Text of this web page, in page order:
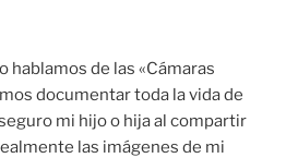
hablamos de las «Cámaras
documentar toda la vida de
mi hijo o hija al compartir
las imágenes de mi